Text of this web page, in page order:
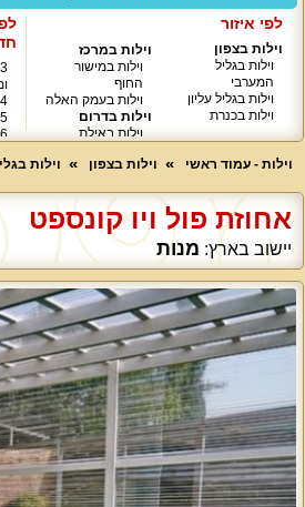
לפי איזור
וילות בצפון
וילות בגליל
המערבי
וילות בגליל עליון
וילות בכנרת
וילות במרכז
וילות במישור
החוף
וילות בעמק האלה
וילות בדרום
וילות באילת
4 חדרי שינה
5 חדרי שינה
6 חדרי שינה
וילות - עמוד ראשי
וילות בצפון וילות
אחוזת פול ויו קונספט
יישוב בארץ: מנות